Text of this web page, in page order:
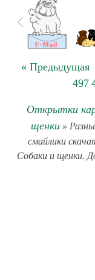
« Предыдущая|
497
Открытки
щенки»
смайлики
Собаки и щенки.